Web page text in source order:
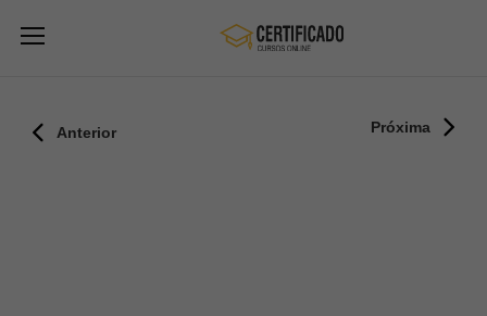
Anterior Próxima